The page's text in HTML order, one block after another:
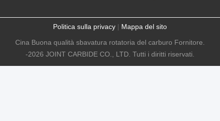
Politica sulla privacy | Mappa del sito
Cina Buona qualità sbavatura rotatoria del carburo Fornitore.
-2026 JOINT CARBIDE CO., LTD. Tutti i diritti riservati.